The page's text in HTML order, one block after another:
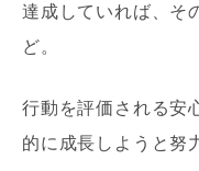
達成していれば、そ
ど。
行動を評価される安
的に成長しようと努